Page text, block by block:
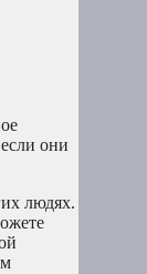
они
людях.